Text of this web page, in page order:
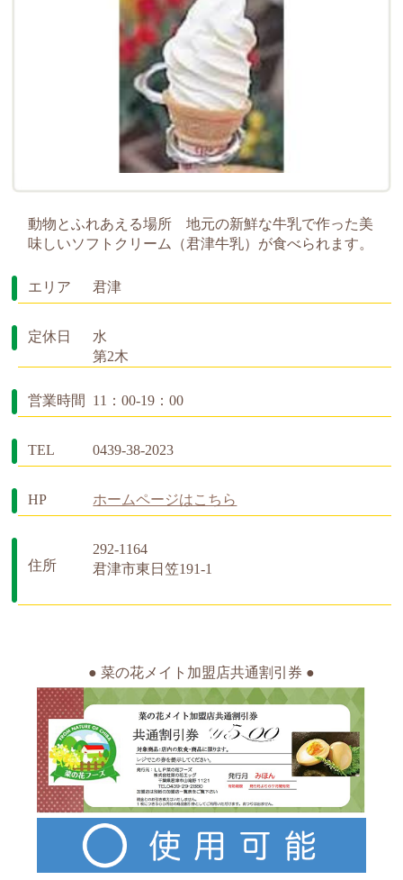
動物とふれあえる場所 地元の新鮮な牛乳で作った美
味しいソフトクリーム（君津牛乳）が食べられます。
エリア 君津
定休日
水
第2木
営業時間 11：00-19：00
TEL 0439-38-2023
HP ホームページはこちら
住所
292-1164
君津市東日笠191-1
● 菜の花メイト加盟店共通割引券 ●